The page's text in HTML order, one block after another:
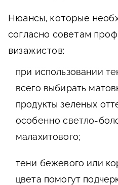
Нюансы, которые
согласно советам
визажистов:
при использовании
всего выбирать
продукты зеленых
особенно светло-
малахитового;
тени бежевого или
цвета помогут